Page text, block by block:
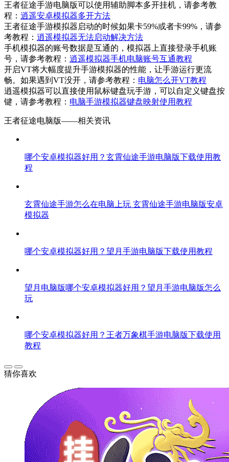
王者征途手游电脑版可以使用辅助脚本多开挂机，请参考教
程： 逍遥安卓模拟器多开方法
王者征途手游模拟器启动的时候如果卡59%或者卡99%，请参
考教程： 逍遥模拟器无法启动解决方法
手机模拟器的账号数据是互通的，模拟器上直接登录手机账
号，请参考教程： 逍遥模拟器手机电脑账号互通教程
开启VT将大幅度提升手游模拟器的性能，让手游运行更流
畅。如果遇到VT没开，请参考教程： 电脑怎么开VT教程
逍遥模拟器可以直接使用鼠标键盘玩手游，可以自定义键盘按
键，请参考教程： 电脑手游模拟器键盘映射使用教程
王者征途电脑版——相关资讯
哪个安卓模拟器好用？玄霄仙途手游电脑版下载使用教
程
玄霄仙途手游怎么在电脑上玩 玄霄仙途手游电脑版安卓
模拟器
哪个安卓模拟器好用？望月手游电脑版下载使用教程
望月电脑版哪个安卓模拟器好用？望月手游电脑版怎么
玩
哪个安卓模拟器好用？王者万象棋手游电脑版下载使用
教程
猜你喜欢